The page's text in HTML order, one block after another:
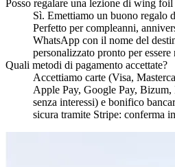
Posso regalare una lezione di wing
Sì. Emettiamo un buono regalo
Perfetto per compleanni,
WhatsApp con il nome del
personalizzato pronto per essere
Quali metodi di pagamento accettate?
Accettiamo carte (Visa,
Apple Pay, Google Pay, Bizum,
senza interessi) e bonifico
sicura tramite Stripe: conferma